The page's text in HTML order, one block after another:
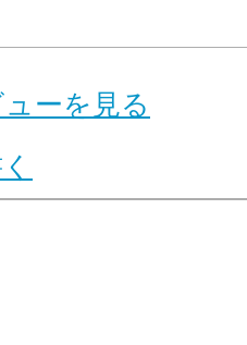
ーを見る